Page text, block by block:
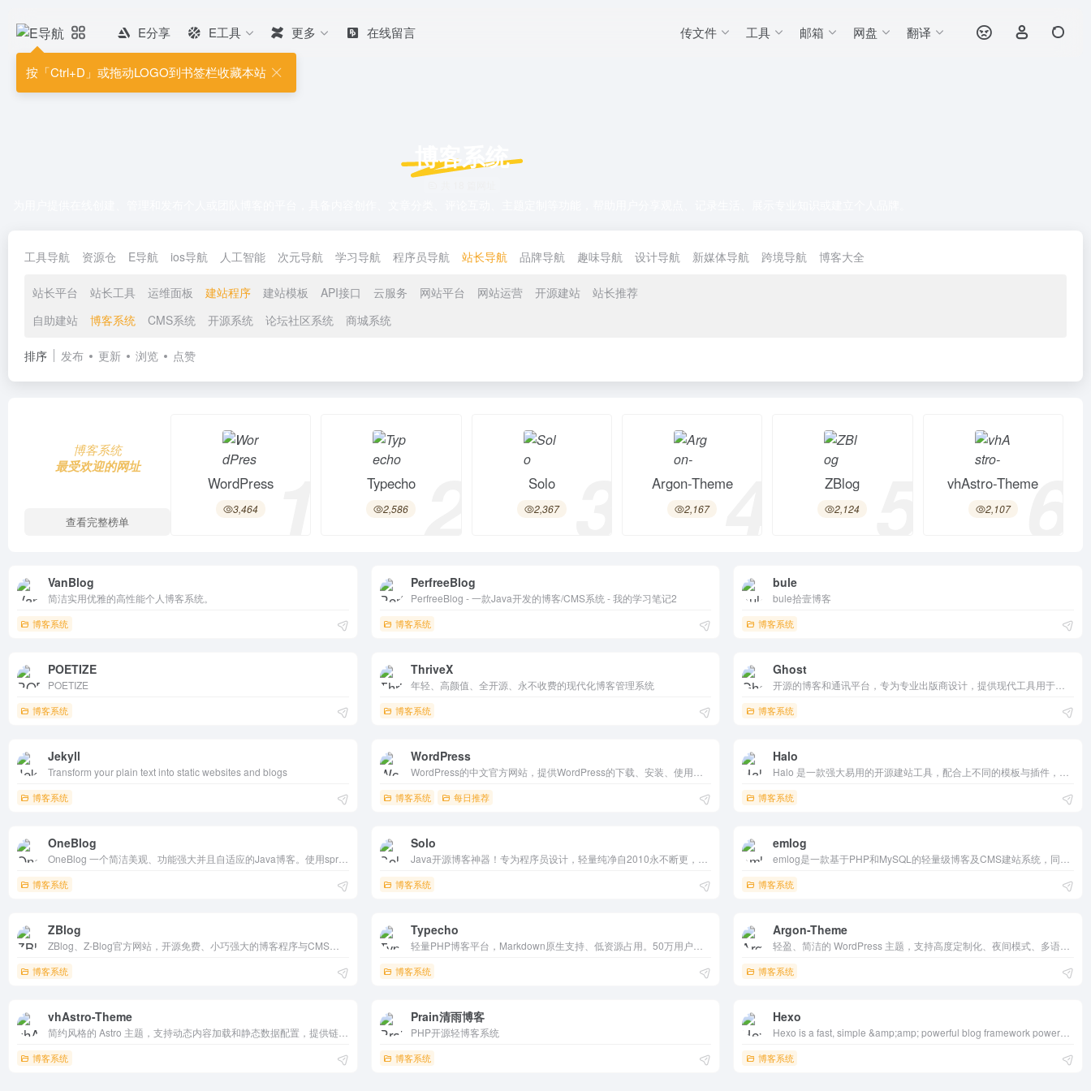
按「Ctrl+D」或拖动LOGO到书签栏收藏本站
E分享 E工具 更多 在线留言 传文件 工具 邮箱 网盘 翻译
博客系统
工具导航 资源仓 E导航 ios导航 人工智能 次元导航 学习导航 程序员导航 站长导航 品牌导航 趣味导航 设计导航 新媒体导航 跨境导航 博客大全
站长平台 站长工具 运维面板 建站程序 建站模板 API接口 云服务 网站平台 网站运营 开源建站
站长推荐
自助建站
博客系统 CMS系统 开源系统 论坛社区系统 商城系统
排序 发布 更新 浏览 点赞
博客系统
最受欢迎的网址
查看完整榜单
WordPress
3,464 1 Typecho
2,586
Solo
2,367
Argon-Theme
2,167 4 ZBlog
2,124
vhAstro-Theme
2,107 6
VanBlog
简洁实用优雅的高性能个人博客系统。
博客系统
PerfreeBlog
PerfreeBlog - 一款Java开发的博客/CMS系统 - 我的学习笔记2
博客系统
bule
bule拾壹博客
博客系统
POETIZE
POETIZE
博客系统
ThriveX
年轻、高颜值、全开源、永不收费的现代化博客管理系统
博客系统
Ghost
博客系统
Jekyll
Transform your plain text into static websites and blogs
博客系统
WordPress
博客系统 每日推荐
Halo
博客系统
OneBlog
博客系统
Solo
博客系统
emlog
博客系统
ZBlog
博客系统
Typecho
博客系统
Argon-Theme
博客系统
vhAstro-Theme
博客系统
Prain清雨博客
PHP开源轻博客系统
博客系统
Hexo
博客系统